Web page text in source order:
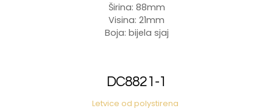
Širina: 88mm
Visina: 21mm
Boja: bijela sjaj
DC8821-1
Letvice od polystirena